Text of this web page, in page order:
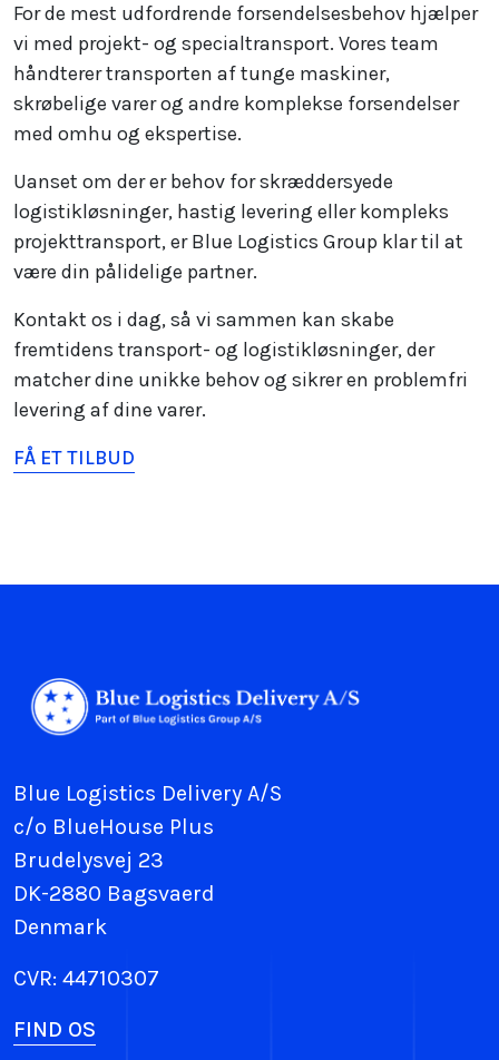
For de mest udfordrende forsendelsesbehov hjælper
vi med projekt- og specialtransport. Vores team
håndterer transporten af tunge maskiner,
skrøbelige varer og andre komplekse forsendelser
med omhu og ekspertise.
Uanset om der er behov for skræddersyede
logistikløsninger, hastig levering eller kompleks
projekttransport, er Blue Logistics Group klar til at
være din pålidelige partner.
Kontakt os i dag, så vi sammen kan skabe
fremtidens transport- og logistikløsninger, der
matcher dine unikke behov og sikrer en problemfri
levering af dine varer.
FÅ ET TILBUD
Blue Logistics Delivery A/S
c/o BlueHouse Plus
Brudelysvej 23
DK-2880 Bagsvaerd
Denmark
CVR: 44710307
FIND OS